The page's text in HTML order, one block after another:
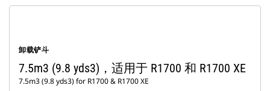
卸载铲斗
7.5m3 (9.8 yds3)，适用于 R1700 和 R1700 XE
7.5m3 (9.8 yds3) for R1700 & R1700 XE